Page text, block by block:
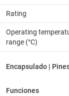
Rating
Operating
range (°C)